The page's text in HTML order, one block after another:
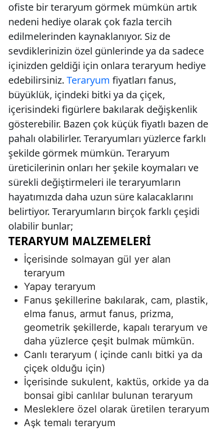
ofiste bir teraryum görmek mümkün artık
nedeni hediye olarak çok fazla tercih
edilmelerinden kaynaklanıyor. Siz de
sevdiklerinizin özel günlerinde ya da sadece
içinizden geldiği için onlara teraryum hediye
edebilirsiniz. Teraryum fiyatları fanus,
büyüklük, içindeki bitki ya da çiçek,
içerisindeki figürlere bakılarak değişkenlik
gösterebilir. Bazen çok küçük fiyatlı bazen de
pahalı olabilirler. Teraryumları yüzlerce farklı
şekilde görmek mümkün. Teraryum
üreticilerinin onları her şekile koymaları ve
sürekli değiştirmeleri ile teraryumların
hayatımızda daha uzun süre kalacaklarını
belirtiyor. Teraryumların birçok farklı çeşidi
olabilir bunlar;
TERARYUM MALZEMELERI
İçerisinde solmayan gül yer alan
teraryum
Yapay teraryum
Fanus şekillerine bakılarak, cam, plastik,
elma fanus, armut fanus, prizma,
geometrik şekillerde, kapalı teraryum ve
daha yüzlerce çeşit bulmak mümkün.
Canlı teraryum ( içinde canlı bitki ya da
çiçek olduğu için)
İçerisinde sukulent, kaktüs, orkide ya da
bonsai gibi canlılar bulunan teraryum
Mesleklere özel olarak üretilen teraryum
Aşk temalı teraryum